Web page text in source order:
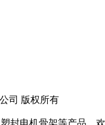
司 版权所有
封电机骨架等产品，欢